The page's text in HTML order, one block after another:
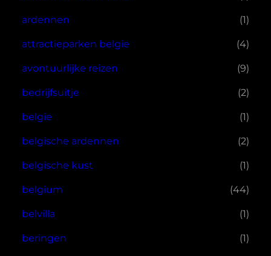
ardennen (1)
attractieparken belgie (4)
avontuurlijke reizen (9)
bedrijfsuitje (2)
belgie (1)
belgische ardennen (2)
belgische kust (1)
belgium (44)
belvilla (1)
beringen (1)